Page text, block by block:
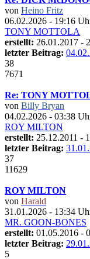
von Heino Fritz
06.02.2026 - 19:16
TONY MOTTOLA
erstellt: 26.01.2017 -
letzter Beitrag:
38
7671
Re: TONY
von Billy Bryan
04.02.2026 - 03:38
ROY MILTON
erstellt: 25.12.2011 -
letzter Beitrag:
37
11629
ROY MILTON
von Harald
31.01.2026 - 13:34
MR. GOON-BONES
erstellt: 01.05.2016 -
letzter Beitrag:
5